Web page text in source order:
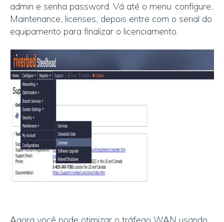
admin e senha password. Vá até o menu: configure,
Maintenance, licenses, depois entre com o serial do
equipamento para finalizar o licenciamento.